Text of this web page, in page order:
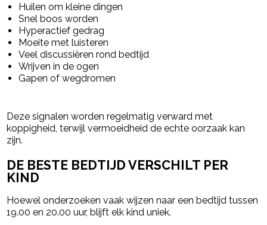
Huilen om kleine dingen
Snel boos worden
Hyperactief gedrag
Moeite met luisteren
Veel discussiëren rond bedtijd
Wrijven in de ogen
Gapen of wegdromen
Deze signalen worden regelmatig verward met
koppigheid, terwijl vermoeidheid de echte oorzaak kan
zijn.
DE BESTE BEDTIJD VERSCHILT PER
KIND
Hoewel onderzoeken vaak wijzen naar een bedtijd tussen
19.00 en 20.00 uur, blijft elk kind uniek.